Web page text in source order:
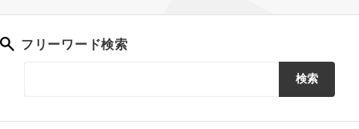
フリーワード検索
検索